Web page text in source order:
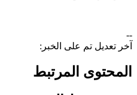
--
آخر تعديل تم على الخبر:
المحتوى المرتبط